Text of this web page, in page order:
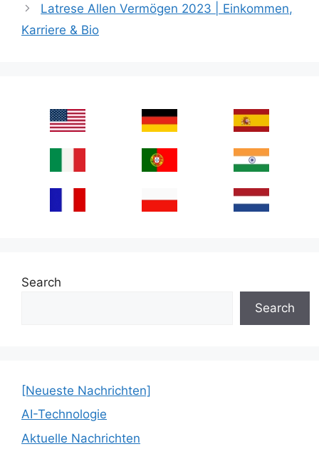
Latrese Allen Vermögen 2023 | Einkommen,
Karriere & Bio
Search
Search
[Neueste Nachrichten]
AI-Technologie
Aktuelle Nachrichten